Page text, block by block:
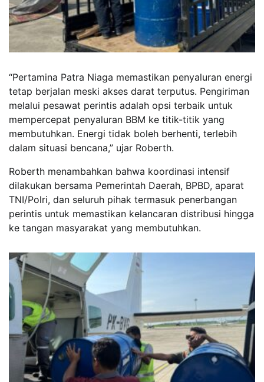
“Pertamina Patra Niaga memastikan penyaluran energi
tetap berjalan meski akses darat terputus. Pengiriman
melalui pesawat perintis adalah opsi terbaik untuk
mempercepat penyaluran BBM ke titik-titik yang
membutuhkan. Energi tidak boleh berhenti, terlebih
dalam situasi bencana,” ujar Roberth.
Roberth menambahkan bahwa koordinasi intensif
dilakukan bersama Pemerintah Daerah, BPBD, aparat
TNI/Polri, dan seluruh pihak termasuk penerbangan
perintis untuk memastikan kelancaran distribusi hingga
ke tangan masyarakat yang membutuhkan.